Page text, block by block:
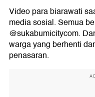
Video para biarawati
media sosial. Semua
@sukabumicitycom.
warga yang berhenti
penasaran.